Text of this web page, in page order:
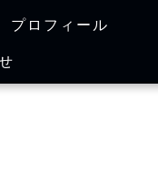
プロフィール